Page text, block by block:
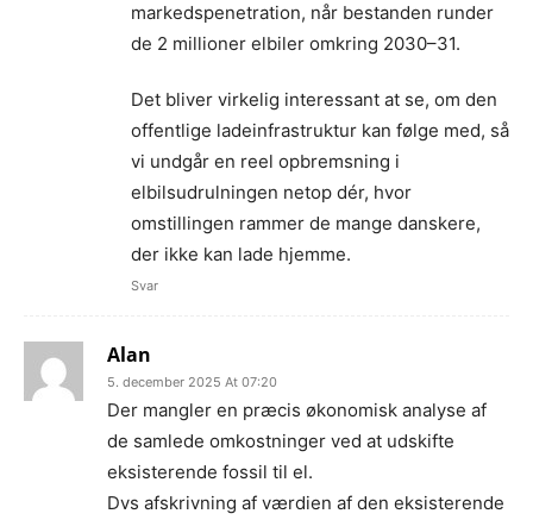
markeds­penetration, når bestanden runder
de 2 millioner elbiler omkring 2030–31.
Det bliver virkelig interessant at se, om den
offentlige ladeinfrastruktur kan følge med, så
vi undgår en reel opbremsning i
elbilsudrulningen netop dér, hvor
omstillingen rammer de mange danskere,
der ikke kan lade hjemme.
Svar
Alan
5. december 2025 At 07:20
Der mangler en præcis økonomisk analyse af
de samlede omkostninger ved at udskifte
eksisterende fossil til el.
Dvs afskrivning af værdien af den eksisterende